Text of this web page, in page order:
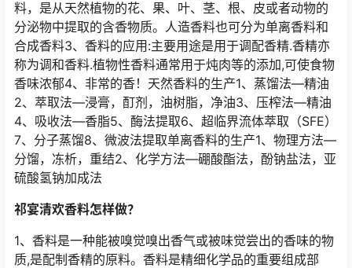
料，是从天然植物的花、果、叶、茎、根、皮或者动物的
分泌物中提取的含香物质。人造香料也可分为单离香料和
合成香料3、香料的应用:主要用途是用于调配香精.香精亦
称为调和香料.植物性香料通常用于炖肉等的添加,可使食物
香味浓郁4、非常的香！天然香料的生产1、蒸馏法—精油
2、萃取法—浸膏，酊剂，油树脂，净油3、压榨法—精油
4、吸收法—香脂5、酶法提取6、超临界流体萃取（SFE）
7、分子蒸馏8、微波法提取单离香料的生产1、物理方法—
分馏，冻析，重结2、化学方法—硼酸酯法，酚钠盐法，亚
硫酸氢钠加成法
祁宴清欢香料怎样做？
1、香料是一种能被嗅觉嗅出香气或被味觉尝出的香味的物
质,是配制香精的原料。香料是精细化学品的重要组成部